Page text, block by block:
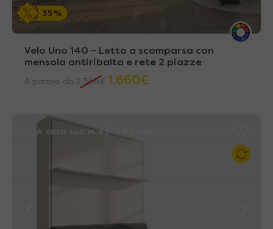
35%
Velo Uno 140 – Letto a scomparsa con
mensola antiribalta e rete 2 piazze
A partire da 2.568€ 1.660€
A casa tua in 43~49 giorni